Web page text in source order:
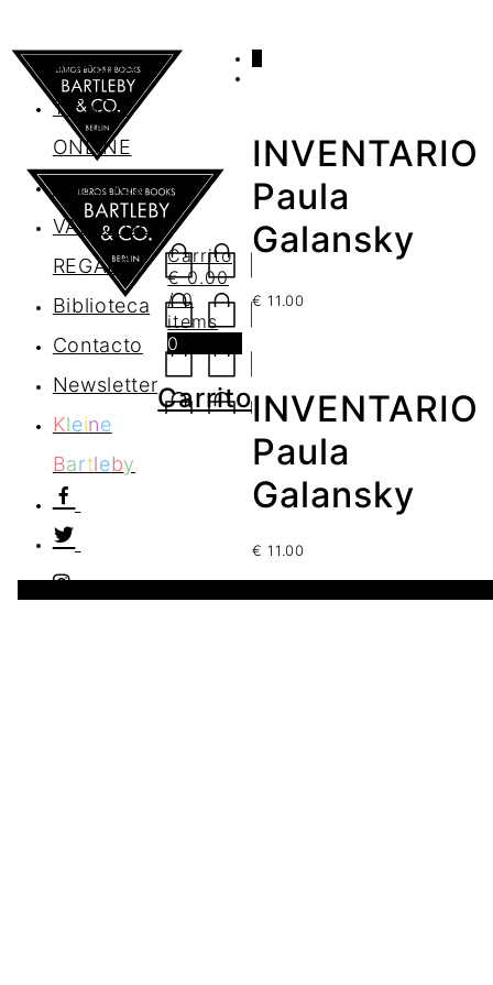
AGENDA
TIENDA
ONLINE
Nosotros
VALES DE
REGALO
Biblioteca
Contacto
Newsletter
Kleine
Bartleby
Carrito
€0.00
/ 0
items
0
Carrito
INVENTARIO
Paula
Galansky
€ 11.00
INVENTARIO
Paula
Galansky
€ 11.00